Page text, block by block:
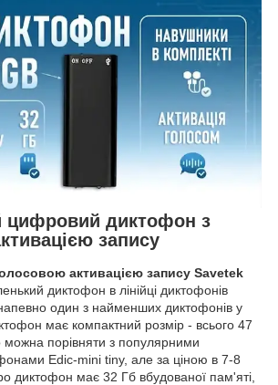
цифровий диктофон з
запису
активацією запису Savetek
диктофон в лінійці диктофонів
один з найменших диктофонів у
має компактний розмір - всього 47
порівняти з популярними
Edic-mini tiny, але за ціною в 7-8
диктофон має 32 Гб вбудованої пам'яті,